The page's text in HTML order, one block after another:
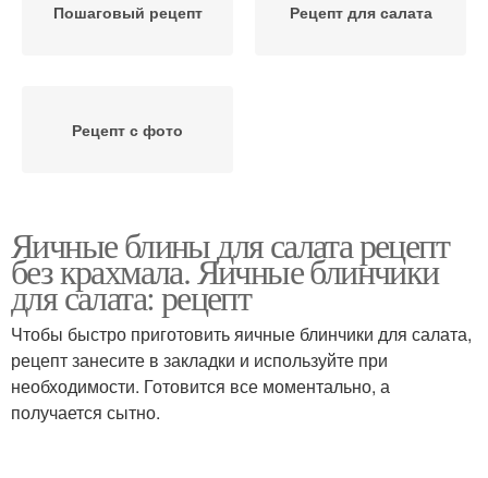
Пошаговый рецепт Рецепт для салата
Рецепт с фото
Яичные блины для салата рецепт
без крахмала. Яичные блинчики
для салата: рецепт
Чтобы быстро приготовить яичные блинчики для салата,
рецепт занесите в закладки и используйте при
необходимости. Готовится все моментально, а
получается сытно.